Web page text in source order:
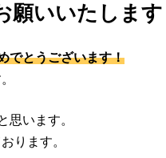
願いいたします
でとうございます！
思います。
ります。